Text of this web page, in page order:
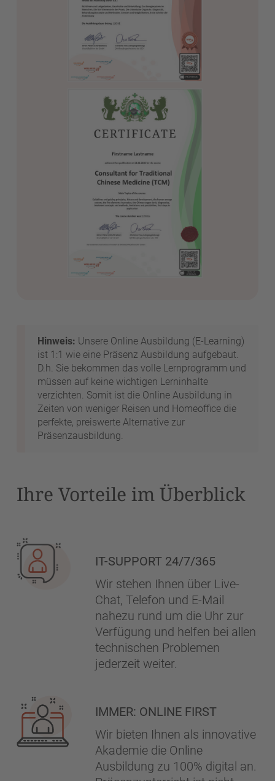
Hinweis: Unsere Online Ausbildung (E-Learning)
ist 1:1 wie eine Präsenz Ausbildung aufgebaut.
D.h. Sie bekommen das volle Lernprogramm und
müssen auf keine wichtigen Lerninhalte
verzichten. Somit ist die Online Ausbildung in
Zeiten von weniger Reisen und Homeoffice die
perfekte, preiswerte Alternative zur
Präsenzausbildung.
Ihre Vorteile im Überblick
IT-SUPPORT 24/7/365
Wir stehen Ihnen über Live-
Chat, Telefon und E-Mail
nahezu rund um die Uhr zur
Verfügung und helfen bei allen
technischen Problemen
jederzeit weiter.
IMMER: ONLINE FIRST
Wir bieten Ihnen als innovative
Akademie die Online
Ausbildung zu 100% digital an.